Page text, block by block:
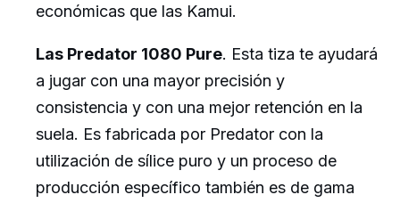
económicas que las Kamui.
Las Predator 1080 Pure. Esta tiza te ayudará
a jugar con una mayor precisión y
consistencia y con una mejor retención en la
suela. Es fabricada por Predator con la
utilización de sílice puro y un proceso de
producción específico también es de gama